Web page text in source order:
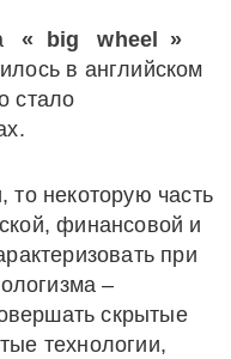
« big wheel
»
в английском
стало
некоторую часть
финансовой и
при
–
скрытые
технологии,